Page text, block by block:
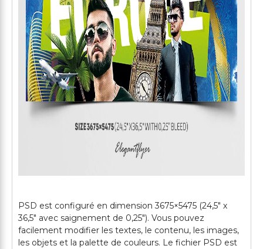
PSD est configuré en dimension 3675×5475 (24,5" х
36,5" avec saignement de 0,25"). Vous pouvez
facilement modifier les textes, le contenu, les images,
les objets et la palette de couleurs. Le fichier PSD est